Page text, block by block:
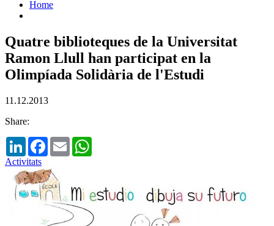
Home
Quatre biblioteques de la Universitat
Ramon Llull han participat en la
Olimpíada Solidària de l'Estudi
11.12.2013
Share:
LinkedInFacebook
Email
Activitats